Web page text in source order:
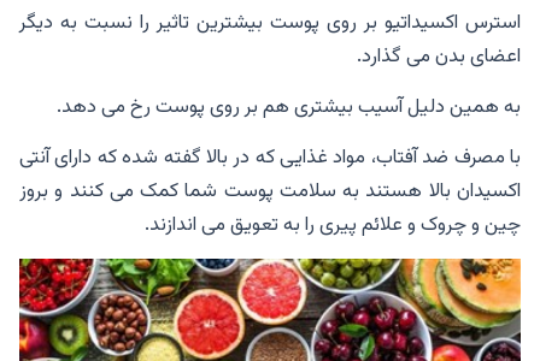
استرس اکسیداتیو بر روی پوست بیشترین تاثیر را نسبت به دیگر
اعضای بدن می گذارد.
به همین دلیل آسیب بیشتری هم بر روی پوست رخ می دهد.
با مصرف ضد آفتاب، مواد غذایی که در بالا گفته شده که دارای آنتی
اکسیدان بالا هستند به سلامت پوست شما کمک می کنند و بروز
چین و چروک و علائم پیری را به تعویق می اندازند.